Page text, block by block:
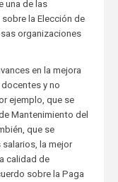
una de las
la Elección de
organizaciones
en la mejora
y no
ejemplo, que se
Mantenimiento del
que se
la mejor
calidad de
sobre la Paga